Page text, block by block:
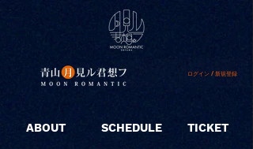
ログイン / 新規登録
ABOUT SCHEDULE TICKET